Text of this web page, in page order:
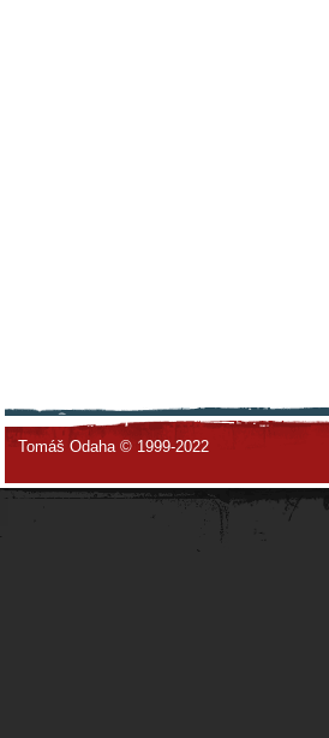
Tomáš Odaha © 1999-2022